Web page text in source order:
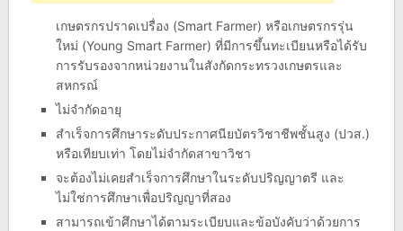
เกษตรกรปราดเปรื่อง (Smart Farmer) หรือเกษตรกรรุ่น
ใหม่ (Young Smart Farmer) ที่มีการขึ้นทะเบียนหรือได้รับ
การรับรองจากหน่วยงานในสังกัดกระทรวงเกษตรและ
สหกรณ์
ไม่จำกัดอายุ
สำเร็จการศึกษาระดับประกาศนียบัตรวิชาชีพชั้นสูง (ปวส.)
หรือเทียบเท่า โดยไม่จำกัดสาขาวิชา
จะต้องไม่เคยสำเร็จการศึกษาในระดับปริญญาตรี และ
ไม่ใช่การศึกษาเพื่อปริญญาที่สอง
สามารถเข้าศึกษาได้ตามระเบียบและข้อบังคับว่าด้วยการ